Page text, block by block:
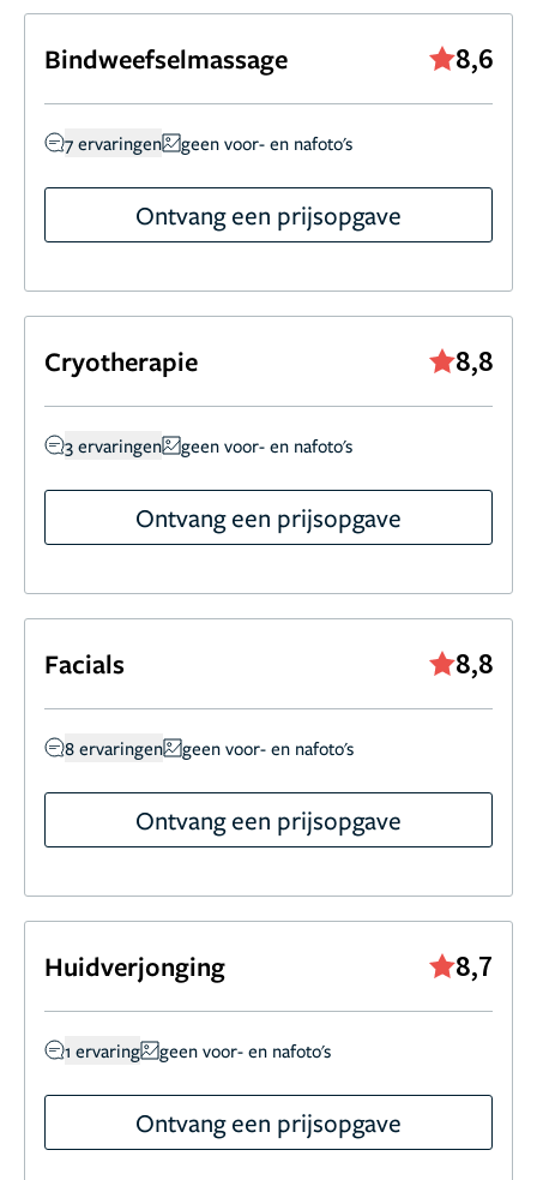
Bindweefselmassage 8,6
7 ervaringen geen voor- en nafoto's
Ontvang een prijsopgave
Cryotherapie 8,8
3 ervaringen geen voor- en nafoto's
Ontvang een prijsopgave
Facials 8,8
8 ervaringen geen voor- en nafoto's
Ontvang een prijsopgave
Huidverjonging 8,7
1 ervaring geen voor- en nafoto's
Ontvang een prijsopgave